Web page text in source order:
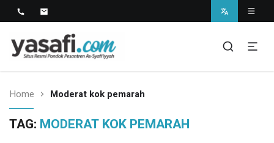
Home Moderat kok pemarah
TAG: MODERAT KOK PEMARAH